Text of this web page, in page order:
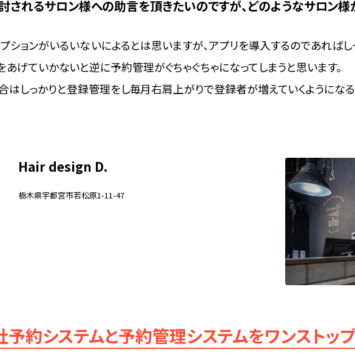
されるサロン様への助言を頂きたいのですが、どのようなサロン様
ションがいるいないによるとは思いますが、アプリを導入するのであれば
あげていかないと逆に予約管理がぐちゃぐちゃになってしまうと思います。
はしっかりと登録管理をし毎月右肩上がりで登録者が増えていくようにな
Hair design D.
栃木県宇都宮市若松原1-11-47
予約システムと予約管理システムをワンストッ